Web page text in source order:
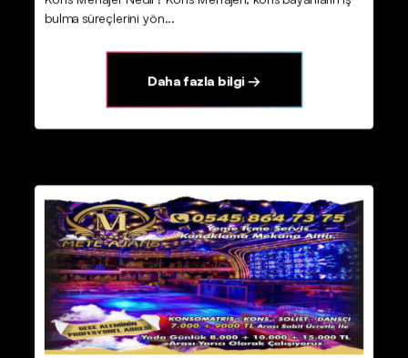
bulma süreçlerini yön...
Daha fazla bilgi →